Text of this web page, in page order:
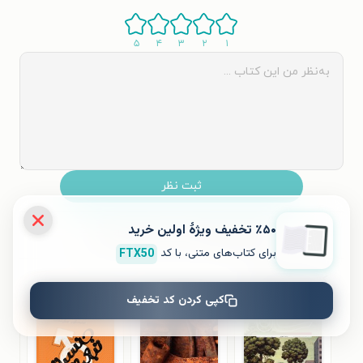
۱ ۲ ۳ ۴ ۵
ثبت نظر
نظری برای کتاب ثبت نشده است.
کتاب‌های مشابه
٪۵۰ تخفیف ویژۀ اولین خرید
برای کتاب‌های متنی، با کد FTX50
کپی کردن کد تخفیف